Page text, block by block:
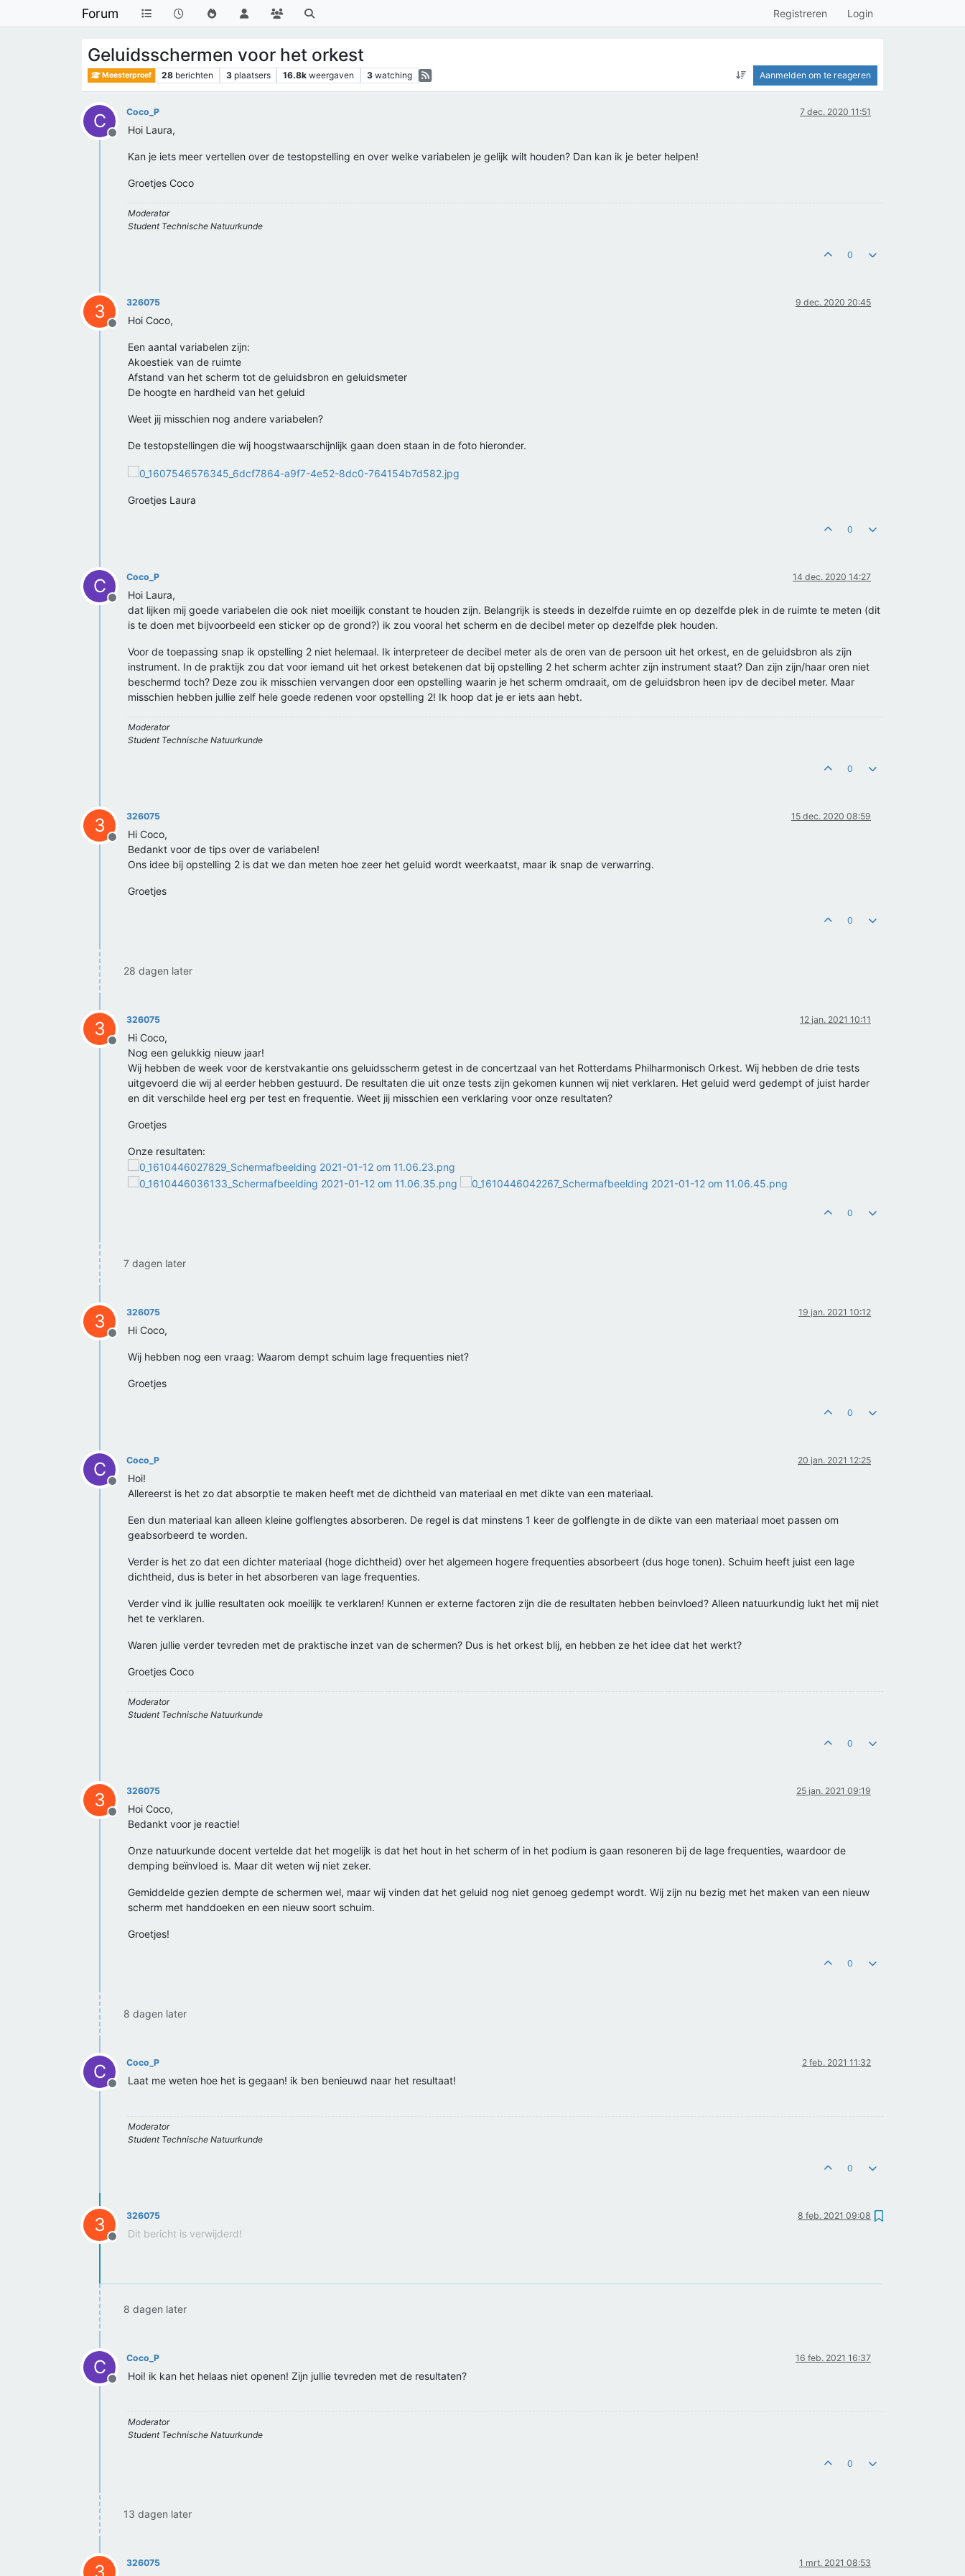
Forum Registreren Login
Geluidsschermen voor het orkest
Meesterproef 28 berichten 3 plaatsers 16.8k weergaven 3 watching Aanmelden om te reageren
C
Offline
Coco_P 7 dec. 2020 11:51
Hoi Laura,
Kan je iets meer vertellen over de testopstelling en over welke variabelen je gelijk wilt houden? Dan kan ik je beter helpen!
Groetjes Coco
Moderator
Student Technische Natuurkunde
0
3
Offline
326075 9 dec. 2020 20:45
Hoi Coco,
Een aantal variabelen zijn:
Akoestiek van de ruimte
Afstand van het scherm tot de geluidsbron en geluidsmeter
De hoogte en hardheid van het geluid
Weet jij misschien nog andere variabelen?
De testopstellingen die wij hoogstwaarschijnlijk gaan doen staan in de foto hieronder.
Groetjes Laura
0
C
Offline
Coco_P 14 dec. 2020 14:27
Hoi Laura,
dat lijken mij goede variabelen die ook niet moeilijk constant te houden zijn. Belangrijk is steeds in dezelfde ruimte en op dezelfde plek in de ruimte te meten (dit
is te doen met bijvoorbeeld een sticker op de grond?) ik zou vooral het scherm en de decibel meter op dezelfde plek houden.
Voor de toepassing snap ik opstelling 2 niet helemaal. Ik interpreteer de decibel meter als de oren van de persoon uit het orkest, en de geluidsbron als zijn
instrument. In de praktijk zou dat voor iemand uit het orkest betekenen dat bij opstelling 2 het scherm achter zijn instrument staat? Dan zijn zijn/haar oren niet
beschermd toch? Deze zou ik misschien vervangen door een opstelling waarin je het scherm omdraait, om de geluidsbron heen ipv de decibel meter. Maar
misschien hebben jullie zelf hele goede redenen voor opstelling 2! Ik hoop dat je er iets aan hebt.
Moderator
Student Technische Natuurkunde
0
3
Offline
326075 15 dec. 2020 08:59
Hi Coco,
Bedankt voor de tips over de variabelen!
Ons idee bij opstelling 2 is dat we dan meten hoe zeer het geluid wordt weerkaatst, maar ik snap de verwarring.
Groetjes
0
28 dagen later
3
Offline
326075 12 jan. 2021 10:11
Hi Coco,
Nog een gelukkig nieuw jaar!
Wij hebben de week voor de kerstvakantie ons geluidsscherm getest in de concertzaal van het Rotterdams Philharmonisch Orkest. Wij hebben de drie tests
uitgevoerd die wij al eerder hebben gestuurd. De resultaten die uit onze tests zijn gekomen kunnen wij niet verklaren. Het geluid werd gedempt of juist harder
en dit verschilde heel erg per test en frequentie. Weet jij misschien een verklaring voor onze resultaten?
Groetjes
Onze resultaten:
0
7 dagen later
3
Offline
326075 19 jan. 2021 10:12
Hi Coco,
Wij hebben nog een vraag: Waarom dempt schuim lage frequenties niet?
Groetjes
0
C
Offline
Coco_P 20 jan. 2021 12:25
Hoi!
Allereerst is het zo dat absorptie te maken heeft met de dichtheid van materiaal en met dikte van een materiaal.
Een dun materiaal kan alleen kleine golflengtes absorberen. De regel is dat minstens 1 keer de golflengte in de dikte van een materiaal moet passen om
geabsorbeerd te worden.
Verder is het zo dat een dichter materiaal (hoge dichtheid) over het algemeen hogere frequenties absorbeert (dus hoge tonen). Schuim heeft juist een lage
dichtheid, dus is beter in het absorberen van lage frequenties.
Verder vind ik jullie resultaten ook moeilijk te verklaren! Kunnen er externe factoren zijn die de resultaten hebben beinvloed? Alleen natuurkundig lukt het mij niet
het te verklaren.
Waren jullie verder tevreden met de praktische inzet van de schermen? Dus is het orkest blij, en hebben ze het idee dat het werkt?
Groetjes Coco
Moderator
Student Technische Natuurkunde
0
3
Offline
326075 25 jan. 2021 09:19
Hoi Coco,
Bedankt voor je reactie!
Onze natuurkunde docent vertelde dat het mogelijk is dat het hout in het scherm of in het podium is gaan resoneren bij de lage frequenties, waardoor de
demping beïnvloed is. Maar dit weten wij niet zeker.
Gemiddelde gezien dempte de schermen wel, maar wij vinden dat het geluid nog niet genoeg gedempt wordt. Wij zijn nu bezig met het maken van een nieuw
scherm met handdoeken en een nieuw soort schuim.
Groetjes!
0
8 dagen later
C
Offline
Coco_P 2 feb. 2021 11:32
Laat me weten hoe het is gegaan! ik ben benieuwd naar het resultaat!
Moderator
Student Technische Natuurkunde
0
3
Offline
326075 8 feb. 2021 09:08
Dit bericht is verwijderd!
8 dagen later
C
Offline
Coco_P 16 feb. 2021 16:37
Hoi! ik kan het helaas niet openen! Zijn jullie tevreden met de resultaten?
Moderator
Student Technische Natuurkunde
0
13 dagen later
326075 1 mrt. 2021 08:53